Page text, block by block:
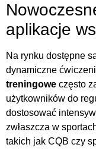
aplikacje
Na rynku dostępne
dynamiczne
treningowe często
użytkowników do
dostosować
zwłaszcza w
takich jak CQB czy